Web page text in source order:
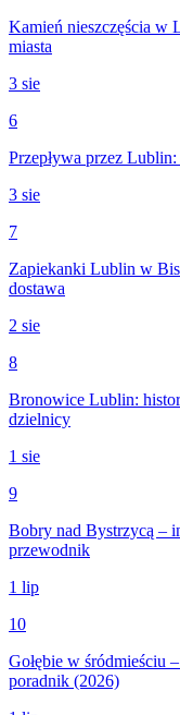
Kamień nieszczęścia w
miasta
3 sie
6
Przepływa przez
3 sie
7
Zapiekanki Lublin w
dostawa
2 sie
8
Bronowice Lublin:
dzielnicy
1 sie
9
Bobry nad Bystrzycą –
przewodnik
1 lip
10
Gołębie w śródmieściu
poradnik (2026)